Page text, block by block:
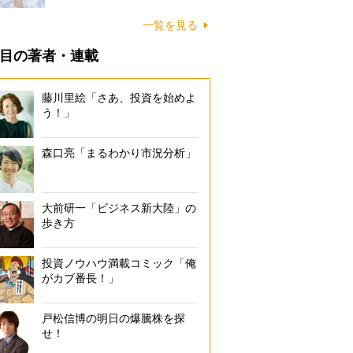
一覧を見る
の著者・連載
藤川里絵「さあ、投資を始めよ
う！」
森口亮「まるわかり市況分析」
大前研一「ビジネス新大陸」の
歩き方
投資ノウハウ満載コミック「俺
がカブ番長！」
戸松信博の明日の爆騰株を探
せ！